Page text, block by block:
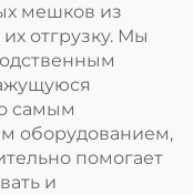
мешков из
отгрузку. Мы
самым
оборудованием,
помогает
и